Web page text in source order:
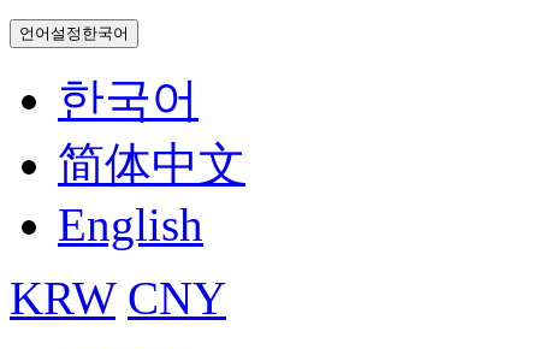
언어설정 한국어
한국어
简体中文
English
KRW CNY